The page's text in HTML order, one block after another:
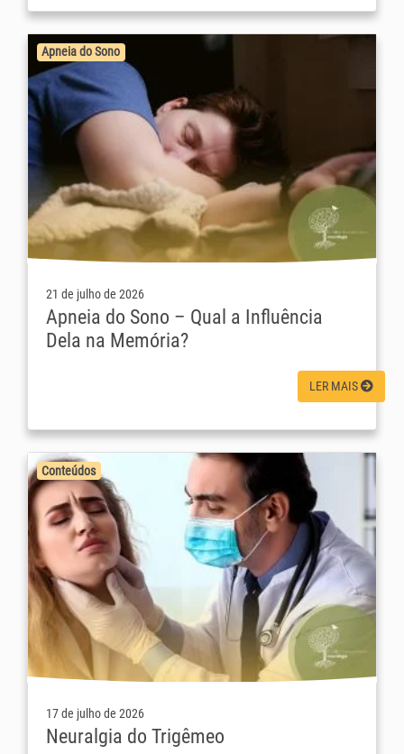
Apneia do Sono
21 de julho de 2026
Apneia do Sono – Qual a Influência
Dela na Memória?
LER MAIS
Conteúdos
17 de julho de 2026
Neuralgia do Trigêmeo